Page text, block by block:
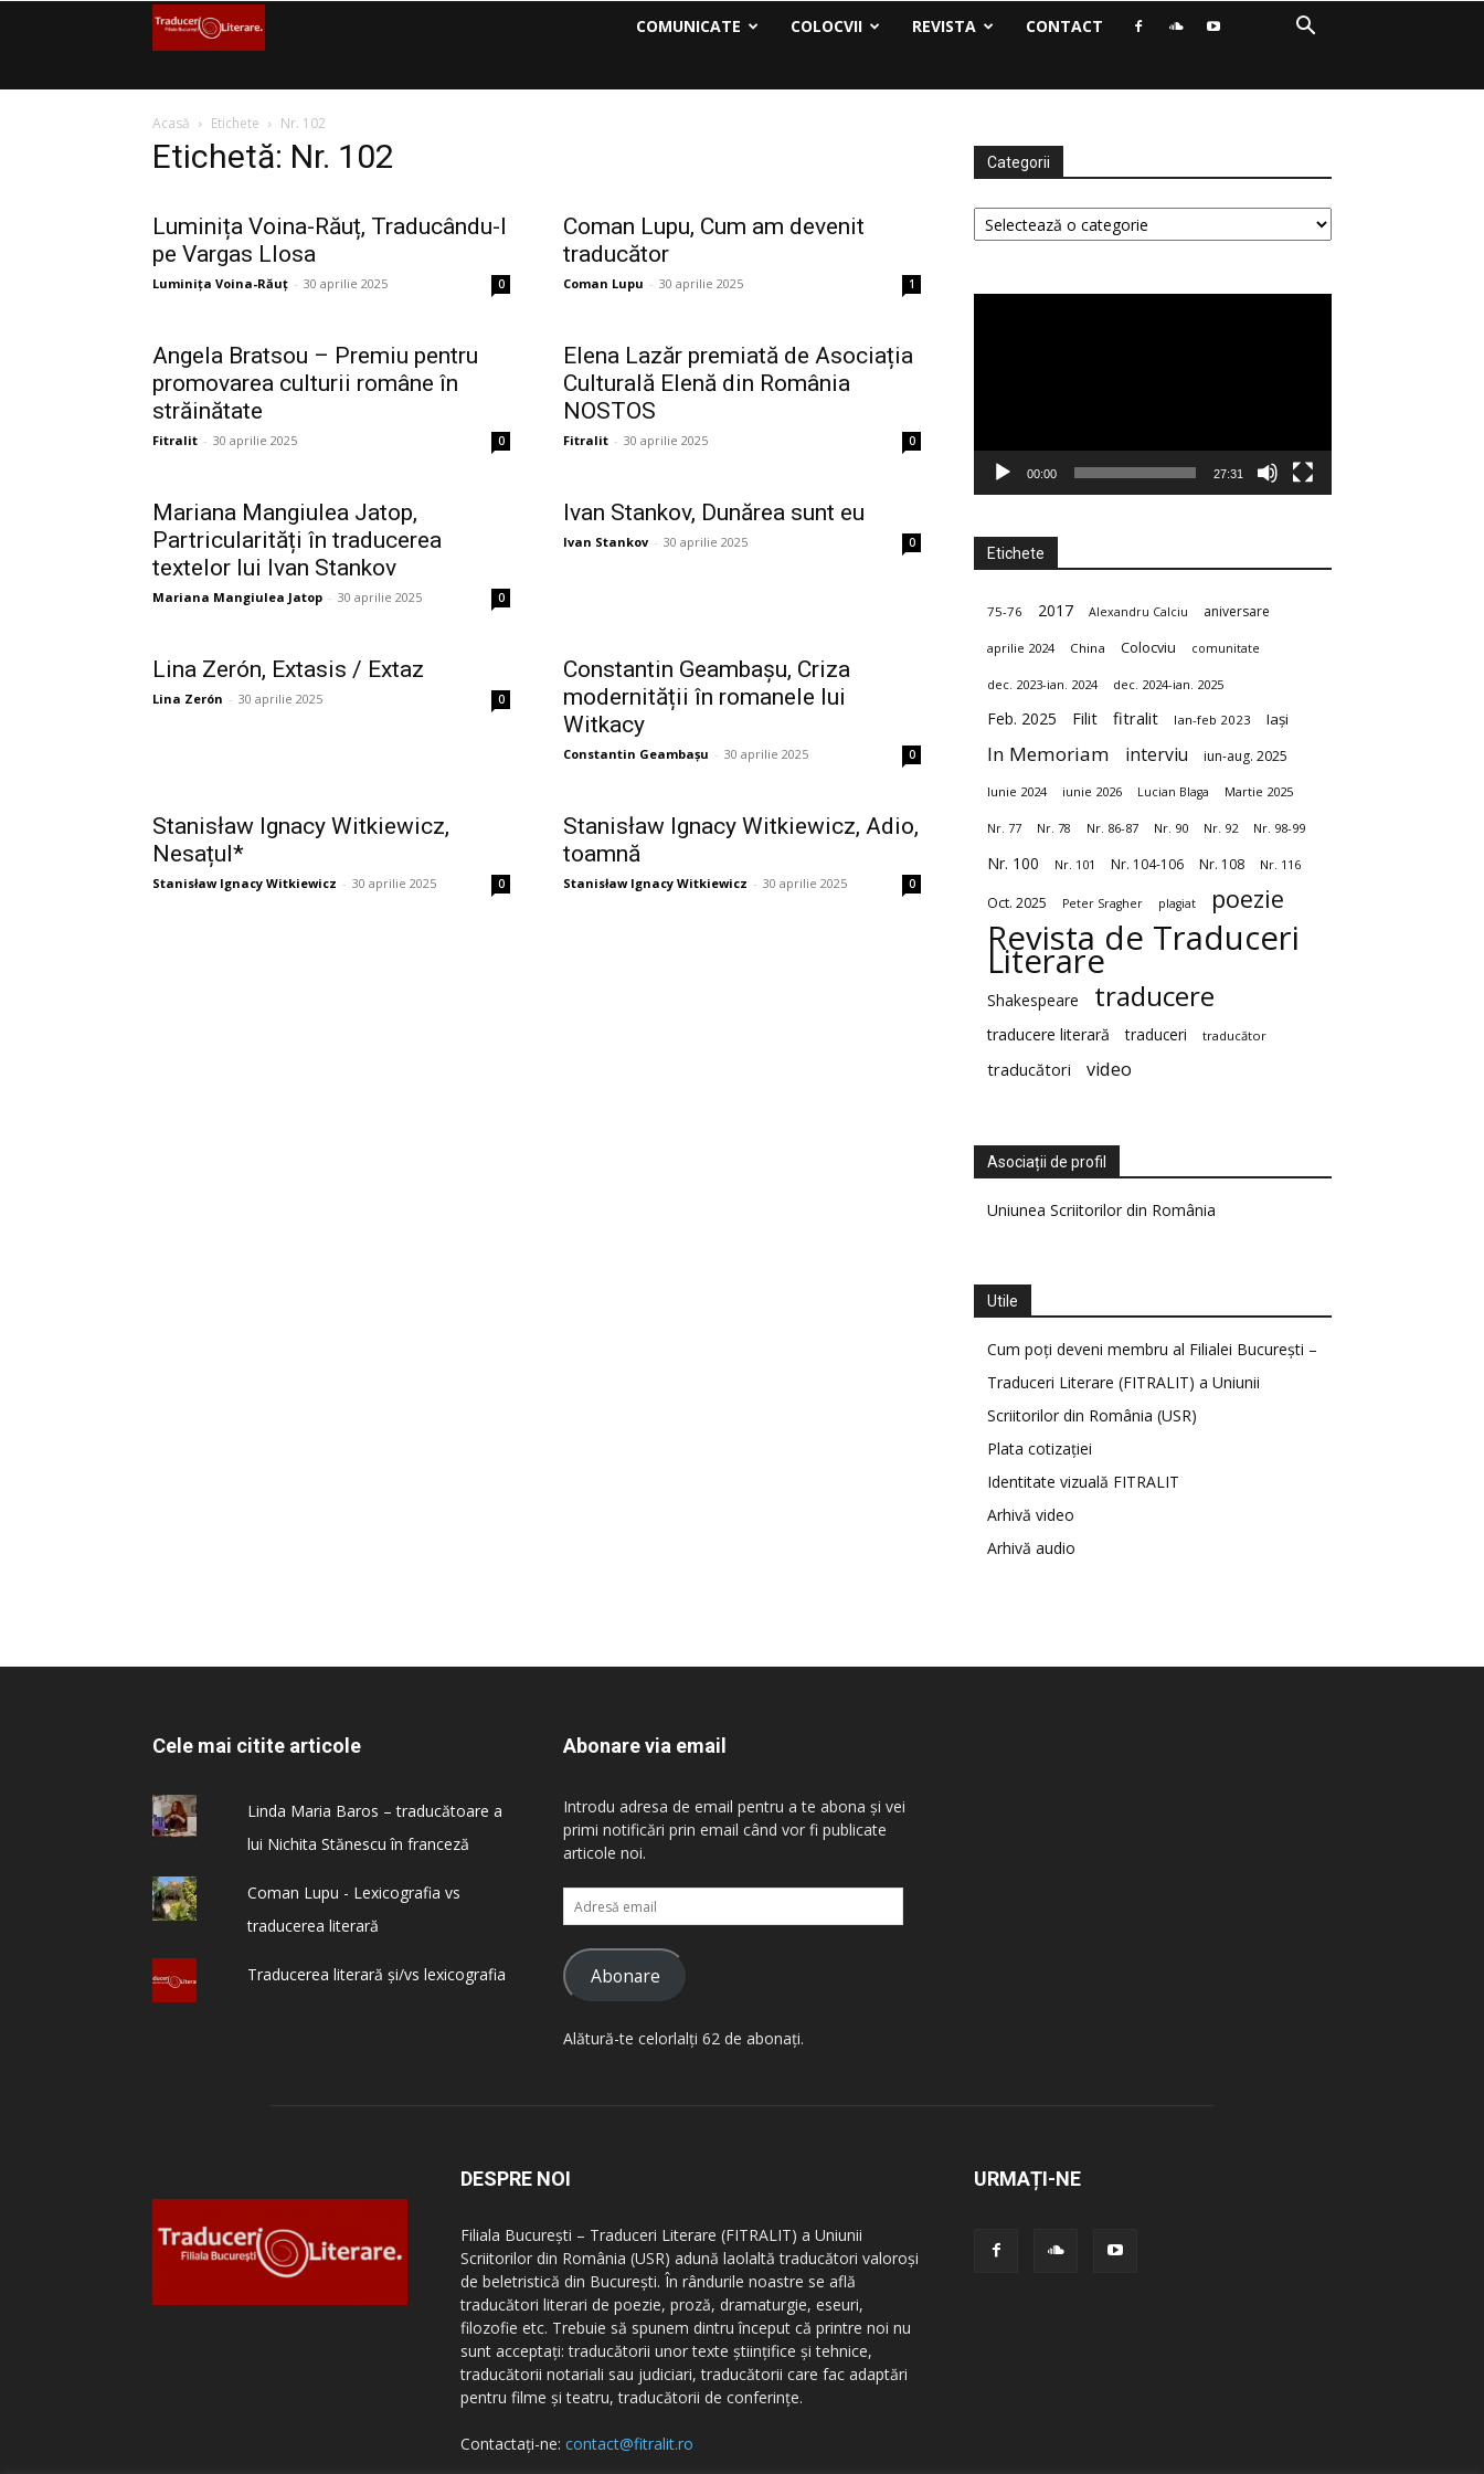
–
Literare
(FITRALIT)
–
Uniunea
Scriitorilor
România
COMUNICATE COLOCVII REVISTA CONTACT
Acasă Etichete Nr. 102
Etichetă: Nr. 102
Luminița Voina-Răuț, Traducându-l
pe Vargas Llosa
Luminița Voina-Răuț - 30 aprilie 2025 0
Coman Lupu, Cum am devenit
traducător
Coman Lupu - 30 aprilie 2025 1
Angela Bratsou – Premiu pentru
promovarea culturii române în
străinătate
Fitralit - 30 aprilie 2025 0
Elena Lazăr premiată de Asociația
Culturală Elenă din România
NOSTOS
Fitralit - 30 aprilie 2025 0
Mariana Mangiulea Jatop,
Partricularități în traducerea
textelor lui Ivan Stankov
Mariana Mangiulea Jatop - 30 aprilie 2025 0
Ivan Stankov, Dunărea sunt eu
Ivan Stankov - 30 aprilie 2025 0
Lina Zerón, Extasis / Extaz
Lina Zerón - 30 aprilie 2025 0
Constantin Geambașu, Criza
modernității în romanele lui
Witkacy
Constantin Geambașu - 30 aprilie 2025 0
Stanisław Ignacy Witkiewicz,
Nesațul*
Stanisław Ignacy Witkiewicz - 30 aprilie 2025 0
Stanisław Ignacy Witkiewicz, Adio,
toamnă
Stanisław Ignacy Witkiewicz - 30 aprilie 2025 0
Categorii
Categorii
00:00 27:31
Etichete
75-76 2017 Alexandru Calciu aniversare
aprilie 2024 China Colocviu comunitate
dec. 2023-ian. 2024 dec. 2024-ian. 2025
Feb. 2025 Filit fitralit Ian-feb 2023 Iași
In Memoriam interviu iun-aug. 2025
Iunie 2024 iunie 2026 Lucian Blaga Martie 2025
Nr. 77 Nr. 78 Nr. 86-87 Nr. 90 Nr. 92 Nr. 98-99
Nr. 100 Nr. 101 Nr. 104-106 Nr. 108 Nr. 116
Oct. 2025 Peter Sragher plagiat poezie
Revista de Traduceri
Literare
Shakespeare traducere
traducere literară traduceri traducător
traducători video
Asociații de profil
Uniunea Scriitorilor din România
Utile
Cum poți deveni membru al Filialei București –
Traduceri Literare (FITRALIT) a Uniunii
Scriitorilor din România (USR)
Plata cotizației
Identitate vizuală FITRALIT
Arhivă video
Arhivă audio
Cele mai citite articole
Linda Maria Baros – traducătoare a
lui Nichita Stănescu în franceză
Coman Lupu - Lexicografia vs
traducerea literară
Traducerea literară și/vs lexicografia
Abonare via email
Introdu adresa de email pentru a te abona și vei
primi notificări prin email când vor fi publicate
articole noi.
Adresă
email
Abonare
Alătură-te celorlalți 62 de abonați.
DESPRE NOI
Filiala București – Traduceri Literare (FITRALIT) a Uniunii
Scriitorilor din România (USR) adună laolaltă traducători valoroși
de beletristică din București. În rândurile noastre se află
traducători literari de poezie, proză, dramaturgie, eseuri,
filozofie etc. Trebuie să spunem dintru început că printre noi nu
sunt acceptați: traducătorii unor texte științifice și tehnice,
traducătorii notariali sau judiciari, traducătorii care fac adaptări
pentru filme și teatru, traducătorii de conferințe.
Contactați-ne: contact@fitralit.ro
URMAȚI-NE